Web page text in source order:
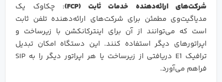
شرکت‌های ارائه‌دهنده خدمات ثابت (FCP
): چکاوک یک
مدیاگیت‌وی مطمئن برای شرکت‌های ارائه‌دهنده تلفن ثابت
است که می‌توانند از آن برای اینترکانکشن با زیرساخت‌ و
اپراتورهای دیگر استفاده کنند. این دستگاه امکان تبدیل
ترافیک E1 دریافتی از زیرساخت یا هر اپراتور دیگر را به SIP
فراهم می‌آورد.